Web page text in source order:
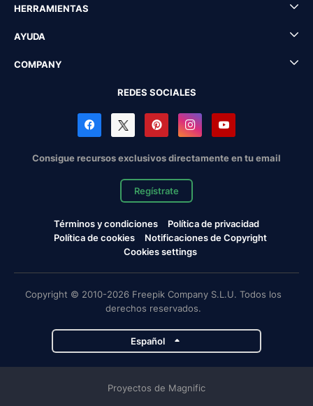
HERRAMIENTAS
AYUDA
COMPANY
REDES SOCIALES
Consigue recursos exclusivos directamente en tu email
Regístrate
Términos y condiciones
Política de privacidad
Política de cookies
Notificaciones de Copyright
Cookies settings
Copyright © 2010-2026 Freepik Company S.L.U. Todos los
derechos reservados.
Español
Proyectos de Magnific